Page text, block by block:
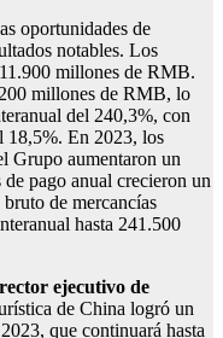
oportunidades de
notables. Los
millones de RMB.
millones de RMB, lo
del 240,3%, con
18,5%. En 2023, los
Grupo aumentaron un
pago anual crecieron un
de mercancías
hasta 241.500
ejecutivo de
de China logró un
que continuará hasta